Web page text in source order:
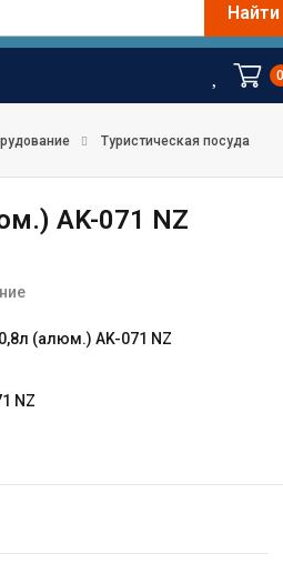
Найти
Туристическая посуда
AK-071 NZ
NZ